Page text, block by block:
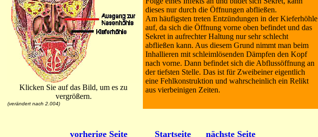
Klicken Sie auf das Bild, um es zu
vergrößern.
(verändert nach 2.004)
dieses nur durch die Öffnungen abfließen.
Am häufigsten treten Entzündungen in der Kieferhöhle
auf, da sich die Öffnung vorne oben befindet und das
Sekret in aufrechter Haltung nur sehr schlecht
abfließen kann. Aus diesem Grund nimmt man beim
Inhallieren mit schleimlösenden Dämpfen den Kopf
nach vorne. Dann befindet sich die Abflussöffnung an
der tiefsten Stelle. Das ist für Zweibeiner eigentlich
eine Fehlkonstruktion und wahrscheinlich ein Relikt
aus vierbeinigen Zeiten.
vorherige Seite Startseite nächste Seite